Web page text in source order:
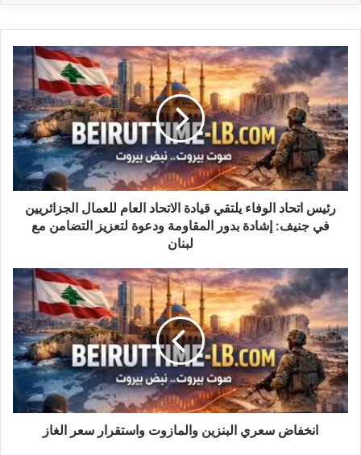
رئيس
اتحاد
الوفاء
يلتقي
قيادة
الاتحاد
العام
للعمال
الجزائريين
جنيف:
المقاومة
ودعوة
لتعزيز
التضامن
مع
لبنان
رئيس اتحاد الوفاء يلتقي قيادة الاتحاد العام للعمال الجزائريين
في جنيف: إشادة بدور المقاومة ودعوة لتعزيز التضامن مع
لبنان
انخفاض
سعري
البنزين
والمازوت
واستقرار
سعر
الغاز
انخفاض سعري البنزين والمازوت واستقرار سعر الغاز